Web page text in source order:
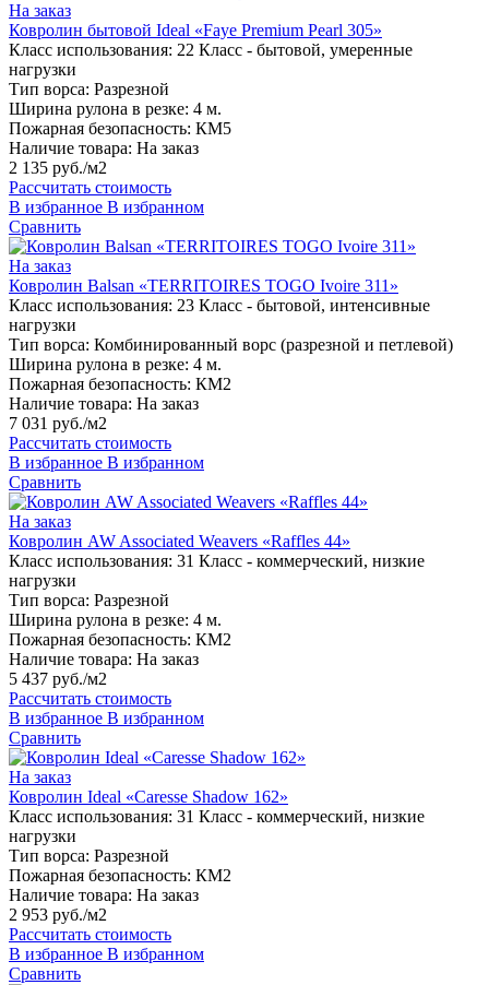
На заказ
Ковролин бытовой Ideal «Faye Premium Pearl 305»
Класс использования: 22 Класс - бытовой, умеренные
нагрузки
Тип ворса: Разрезной
Ширина рулона в резке: 4 м.
Пожарная безопасность: КМ5
Наличие товара: На заказ
2 135 руб./м2
Рассчитать стоимость
В избранное В избранном
Сравнить
На заказ
Ковролин Balsan «TERRITOIRES TOGO Ivoire 311»
Класс использования: 23 Класс - бытовой, интенсивные
нагрузки
Тип ворса: Комбинированный ворс (разрезной и петлевой)
Ширина рулона в резке: 4 м.
Пожарная безопасность: КМ2
Наличие товара: На заказ
7 031 руб./м2
Рассчитать стоимость
В избранное В избранном
Сравнить
На заказ
Ковролин AW Associated Weavers «Raffles 44»
Класс использования: 31 Класс - коммерческий, низкие
нагрузки
Тип ворса: Разрезной
Ширина рулона в резке: 4 м.
Пожарная безопасность: КМ2
Наличие товара: На заказ
5 437 руб./м2
Рассчитать стоимость
В избранное В избранном
Сравнить
На заказ
Ковролин Ideal «Caresse Shadow 162»
Класс использования: 31 Класс - коммерческий, низкие
нагрузки
Тип ворса: Разрезной
Пожарная безопасность: КМ2
Наличие товара: На заказ
2 953 руб./м2
Рассчитать стоимость
В избранное В избранном
Сравнить